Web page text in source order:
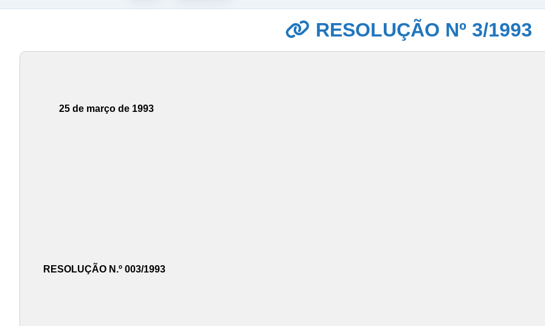
RESOLUÇÃO Nº 3/1993
25 de março de 1993
RESOLUÇÃO N.º 003/1993